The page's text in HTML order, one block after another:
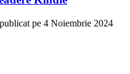
publicat pe 4 Noiembrie 2024